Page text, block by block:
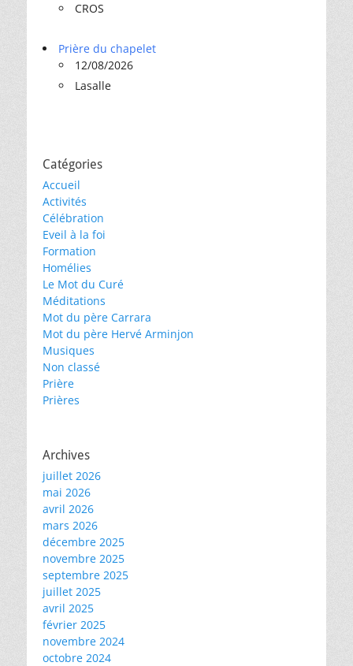
CROS
Prière du chapelet
12/08/2026
Lasalle
Catégories
Accueil
Activités
Célébration
Eveil à la foi
Formation
Homélies
Le Mot du Curé
Méditations
Mot du père Carrara
Mot du père Hervé Arminjon
Musiques
Non classé
Prière
Prières
Archives
juillet 2026
mai 2026
avril 2026
mars 2026
décembre 2025
novembre 2025
septembre 2025
juillet 2025
avril 2025
février 2025
novembre 2024
octobre 2024